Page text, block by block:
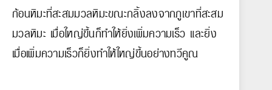
ก้อนหิมะที่สะสมมวลหิมะขณะกลิ้งลงจากภูเขาที่สะสม
มวลหิมะ เมื่อใหญ่ขึ้นก็ทำให้ยิ่งเพิ่มความเร็ว และยิ่ง
เมื่อเพิ่มความเร็วก็ยิ่งทำให้ใหญ่ขึ้นอย่างทวีคูณ